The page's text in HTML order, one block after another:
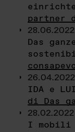
partner
Das
IDA e
di Das
I mobili